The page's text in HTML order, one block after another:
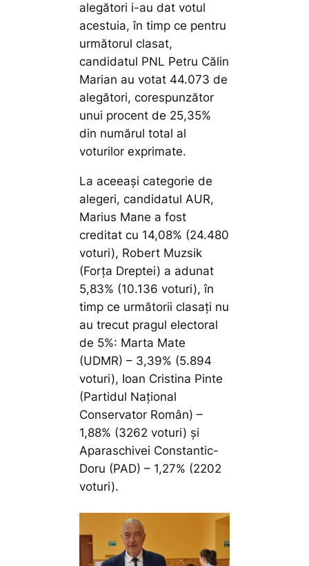
alegători i-au dat votul
acestuia, în timp ce pentru
următorul clasat,
candidatul PNL Petru Călin
Marian au votat 44.073 de
alegători, corespunzător
unui procent de 25,35%
din numărul total al
voturilor exprimate.
La aceeași categorie de
alegeri, candidatul AUR,
Marius Mane a fost
creditat cu 14,08% (24.480
voturi), Robert Muzsik
(Forța Dreptei) a adunat
5,83% (10.136 voturi), în
timp ce următorii clasați nu
au trecut pragul electoral
de 5%: Marta Mate
(UDMR) – 3,39% (5.894
voturi), Ioan Cristina Pinte
(Partidul Național
Conservator Român) –
1,88% (3262 voturi) și
Aparaschivei Constantic-
Doru (PAD) – 1,27% (2202
voturi).